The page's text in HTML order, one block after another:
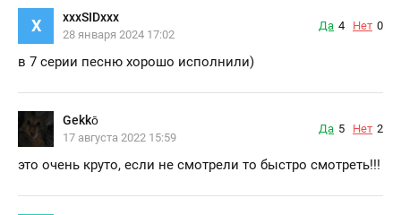
X xxxSIDxxx
28 января 2024 17:02
Да 4 Нет 0
в 7 серии песню хорошо исполнили)
Gekkō
17 августа 2022 15:59
Да 5 Нет 2
это очень круто, если не смотрели то быстро смотреть!!!